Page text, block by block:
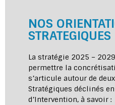
NOS
STRATEGIQUES
La stratégie 2025 –
permettre la
s’articule autour de
Stratégiques déclinés
d’Intervention, à savoir :